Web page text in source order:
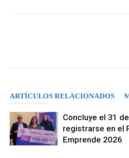
ARTÍCULOS RELACIONADOS
Concluye el 31
registrarse en el
Emprende 2026